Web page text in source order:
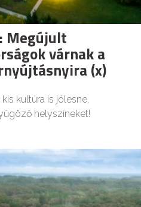
Megújult
várnak a
(x)
kultúra is jólesne,
helyszíneket!